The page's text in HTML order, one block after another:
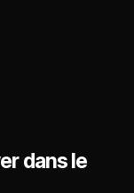
dans le